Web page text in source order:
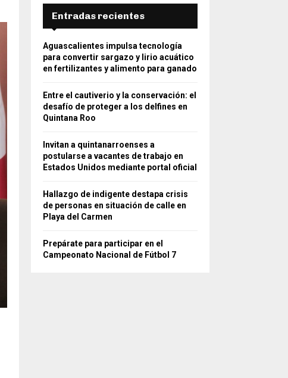
Entradas recientes
Aguascalientes impulsa tecnología
para convertir sargazo y lirio acuático
en fertilizantes y alimento para ganado
Entre el cautiverio y la conservación: el
desafío de proteger a los delfines en
Quintana Roo
Invitan a quintanarroenses a
postularse a vacantes de trabajo en
Estados Unidos mediante portal oficial
Hallazgo de indigente destapa crisis
de personas en situación de calle en
Playa del Carmen
Prepárate para participar en el
Campeonato Nacional de Fútbol 7